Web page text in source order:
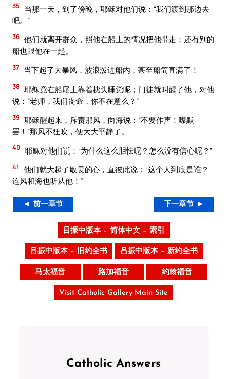
35
当那一天，到了傍晚，耶稣对他们说：“我们渡到那边去
吧。”
36 他们就离开群众，照他在船上的情况把他带走；还有别的
船也跟他在一起。
37 当下起了大暴风，波浪泼进船内，甚至船简直满了！
38 耶稣竟在船尾上靠着枕头睡觉呢；门徒就叫醒了他，对他
说：“老师，我们丧命，你不在意么？”
39 耶稣醒起来，斥责那风，向海说：“不要作声！噤默
罢！”那风不狂吹，便大大平静了。
40 耶稣对他们说：“为什么这么胆怯呢？怎么没有信心呢？”
41
他们就大起了敬畏的心，直彼此说：“这个人到底是谁？
连风和海也听从他！”
◄ 前一章节 下一章节 ►
吕振中版本 – 简体中文 – 索引
吕振中版本 – 旧约全书 吕振中版本 – 新约全书
马太福音 路加福音 约翰福音
Visit Catholic Gallery Main Site
Catholic Answers